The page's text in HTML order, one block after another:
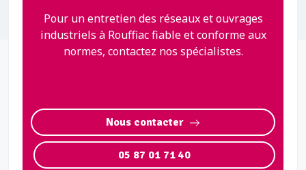
Pour un entretien des réseaux et ouvrages
industriels à Rouffiac fiable et conforme aux
normes, contactez nos spécialistes.
Nous contacter
05 87 01 71 40